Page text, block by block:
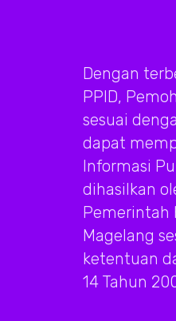
Dengan
PPID,
sesuai
dapat
Informasi
dihasilkan
Pemerintah
Magelang
ketentuan
14 Tahun